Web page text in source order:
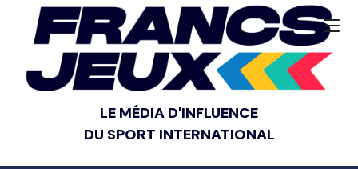
LE MÉDIA D'INFLUENCE
DU SPORT INTERNATIONAL